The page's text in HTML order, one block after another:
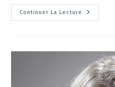
la
publication :
Continuer La Lecture
Benjamin
Fontaine